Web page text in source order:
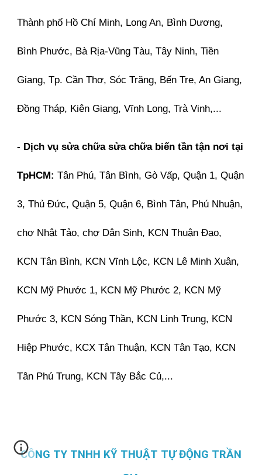
Thành phố Hồ Chí Minh, Long An, Bình Dương,
Bình Phước, Bà Rịa-Vũng Tàu, Tây Ninh, Tiền
Giang, Tp. Cần Thơ, Sóc Trăng, Bến Tre, An Giang,
Đồng Tháp, Kiên Giang, Vĩnh Long, Trà Vinh,...
- Dịch vụ sửa chữa sửa chữa biến tần tận nơi tại
TpHCM: Tân Phú, Tân Bình, Gò Vấp, Quận 1, Quận
3, Thủ Đức, Quận 5, Quận 6, Bình Tân, Phú Nhuận,
chợ Nhật Tảo, chợ Dân Sinh, KCN Thuận Đạo,
KCN Tân Bình, KCN Vĩnh Lộc, KCN Lê Minh Xuân,
KCN Mỹ Phước 1, KCN Mỹ Phước 2, KCN Mỹ
Phước 3, KCN Sóng Thần, KCN Linh Trung, KCN
Hiệp Phước, KCX Tân Thuận, KCN Tân Tạo, KCN
Tân Phú Trung, KCN Tây Bắc Củ,...
CÔNG TY TNHH KỸ THUẬT TỰ ĐỘNG TRẦN